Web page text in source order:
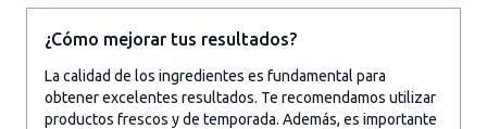
¿Cómo mejorar tus resultados?
La calidad de los ingredientes es fundamental para
obtener excelentes resultados. Te recomendamos utilizar
productos frescos y de temporada. Además, es importante